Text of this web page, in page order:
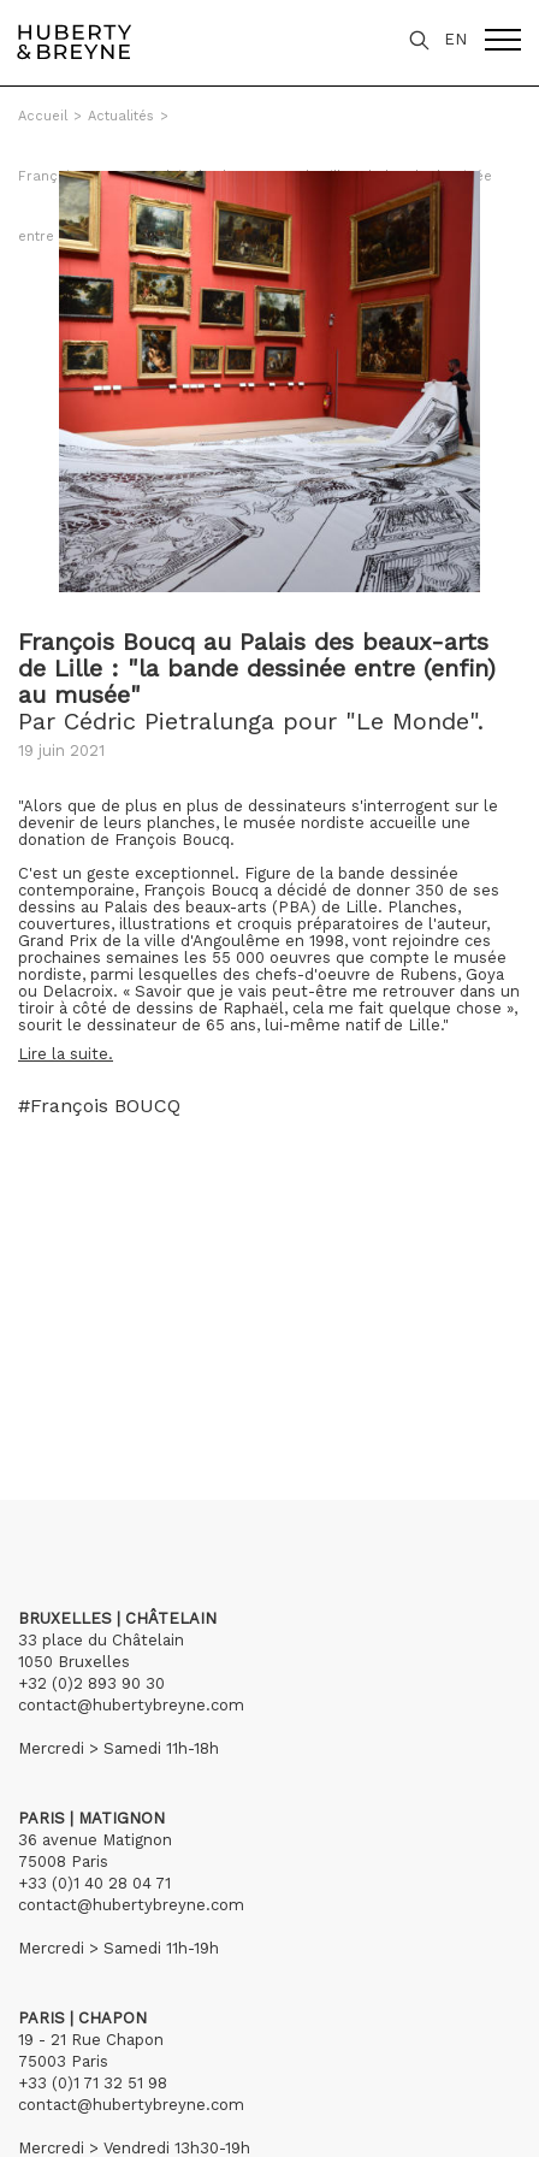
EN
Accueil > Actualités >
François Boucq au Palais des beaux-arts de Lille : "la bande dessinée
entre (enfin) au musée"
François Boucq au Palais des beaux-arts
de Lille : "la bande dessinée entre (enfin)
au musée"
Par Cédric Pietralunga pour "Le Monde".
19 juin 2021
"Alors que de plus en plus de dessinateurs s'interrogent sur le
devenir de leurs planches, le musée nordiste accueille une
donation de François Boucq.
C'est un geste exceptionnel. Figure de la bande dessinée
contemporaine, François Boucq a décidé de donner 350 de ses
dessins au Palais des beaux-arts (PBA) de Lille. Planches,
couvertures, illustrations et croquis préparatoires de l'auteur,
Grand Prix de la ville d'Angoulême en 1998, vont rejoindre ces
prochaines semaines les 55 000 oeuvres que compte le musée
nordiste, parmi lesquelles des chefs-d'oeuvre de Rubens, Goya
ou Delacroix. « Savoir que je vais peut-être me retrouver dans un
tiroir à côté de dessins de Raphaël, cela me fait quelque chose »,
sourit le dessinateur de 65 ans, lui-même natif de Lille."
Lire la suite.
#François BOUCQ
BRUXELLES | CHÂTELAIN
33 place du Châtelain
1050 Bruxelles
+32 (0)2 893 90 30
contact@hubertybreyne.com
Mercredi > Samedi 11h-18h
PARIS | MATIGNON
36 avenue Matignon
75008 Paris
+33 (0)1 40 28 04 71
contact@hubertybreyne.com
Mercredi > Samedi 11h-19h
PARIS | CHAPON
19 - 21 Rue Chapon
75003 Paris
+33 (0)1 71 32 51 98
contact@hubertybreyne.com
Mercredi > Vendredi 13h30-19h